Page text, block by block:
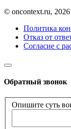
© oncontext.ru, 2026
Политика
Отказ от
Согласие с
Обратный звонок
Опишите суть